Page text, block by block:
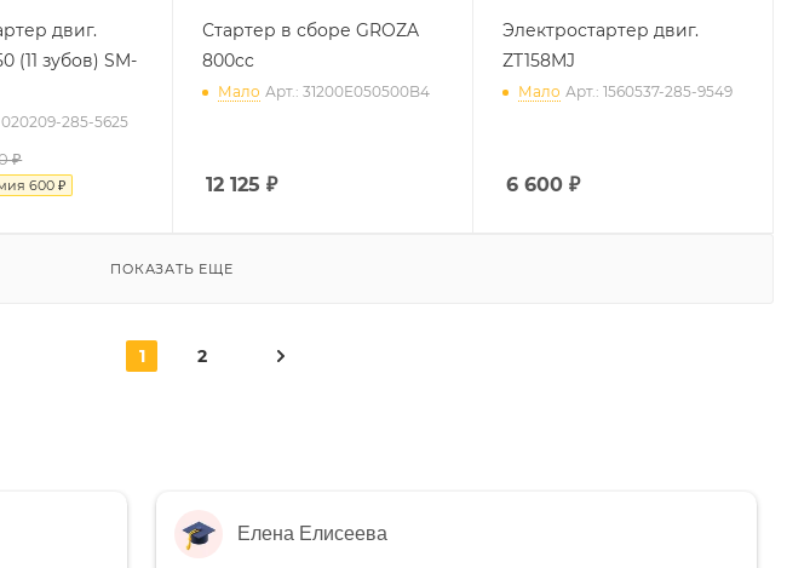
двиг.
зубов) SM-
020209-285-5625
₽
600 ₽
Стартер в сборе GROZA
800cc
Мало Арт.: 31200E050500B4
12 125 ₽
Электростартер двиг.
ZT158MJ
Мало Арт.: 1560537-285-9549
6 600₽
ПОКАЗАТЬ ЕЩЕ
1 2
Елена Елисеева